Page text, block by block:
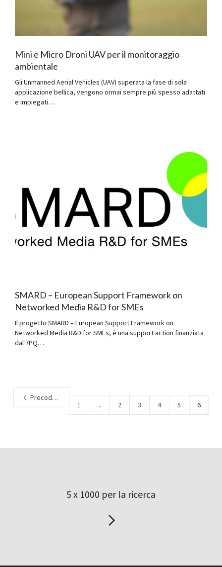
Mini e Micro Droni UAV per il monitoraggio
ambientale
Gli Unmanned Aerial Vehicles (UAV) superata la fase di sola
applicazione bellica, vengono ormai sempre più spesso adattati
e impiegati…
SMARD – European Support Framework on
Networked Media R&D for SMEs
Il progetto SMARD – European Support Framework on
Networked Media R&D for SMEs, è una support action finanziata
dal 7PQ…
Precedente
1
... 2 3 4 5 6
5 x 1000 per la ricerca